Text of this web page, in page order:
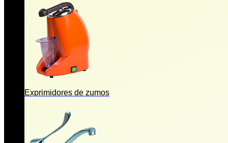
Exprimidores de zumos